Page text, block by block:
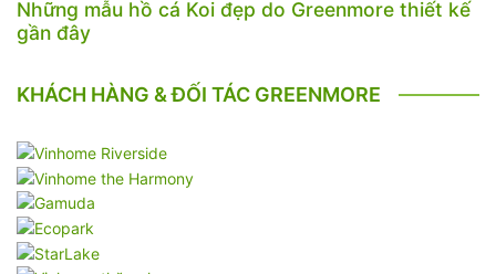
Những mẫu hồ cá Koi đẹp do Greenmore thiết kế
gần đây
KHÁCH HÀNG & ĐỐI TÁC GREENMORE